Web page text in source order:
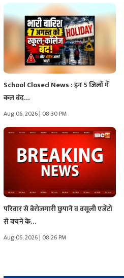
School Closed News : इन 5 जिलों में
कल बंद…
Aug 06, 2026 | 08:30 PM
परिवार से बेरोजगारी छुपाने व वसूली एजेंटों
से बचने के…
Aug 06, 2026 | 08:26 PM